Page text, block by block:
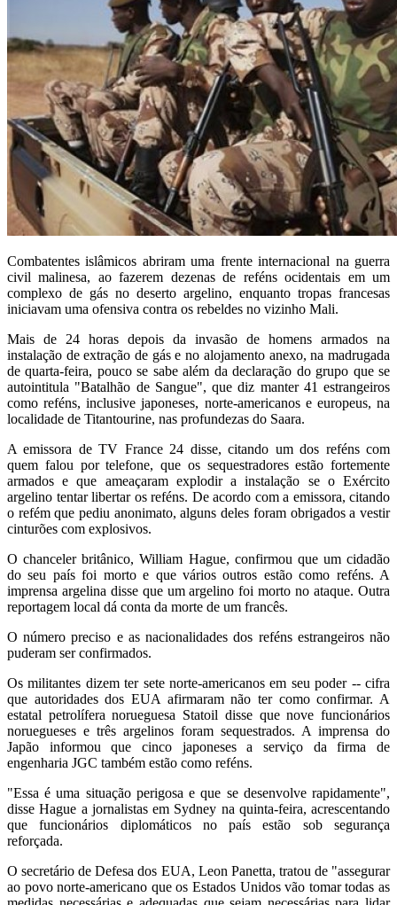
Combatentes islâmicos abriram uma frente internacional na guerra
civil malinesa, ao fazerem dezenas de reféns ocidentais em um
complexo de gás no deserto argelino, enquanto tropas francesas
iniciavam uma ofensiva contra os rebeldes no vizinho Mali.
Mais de 24 horas depois da invasão de homens armados na
instalação de extração de gás e no alojamento anexo, na madrugada
de quarta-feira, pouco se sabe além da declaração do grupo que se
autointitula "Batalhão de Sangue", que diz manter 41 estrangeiros
como reféns, inclusive japoneses, norte-americanos e europeus, na
localidade de Titantourine, nas profundezas do Saara.
A emissora de TV France 24 disse, citando um dos reféns com
quem falou por telefone, que os sequestradores estão fortemente
armados e que ameaçaram explodir a instalação se o Exército
argelino tentar libertar os reféns. De acordo com a emissora, citando
o refém que pediu anonimato, alguns deles foram obrigados a vestir
cinturões com explosivos.
O chanceler britânico, William Hague, confirmou que um cidadão
do seu país foi morto e que vários outros estão como reféns. A
imprensa argelina disse que um argelino foi morto no ataque. Outra
reportagem local dá conta da morte de um francês.
O número preciso e as nacionalidades dos reféns estrangeiros não
puderam ser confirmados.
Os militantes dizem ter sete norte-americanos em seu poder -- cifra
que autoridades dos EUA afirmaram não ter como confirmar. A
estatal petrolífera norueguesa Statoil disse que nove funcionários
noruegueses e três argelinos foram sequestrados. A imprensa do
Japão informou que cinco japoneses a serviço da firma de
engenharia JGC também estão como reféns.
"Essa é uma situação perigosa e que se desenvolve rapidamente",
disse Hague a jornalistas em Sydney na quinta-feira, acrescentando
que funcionários diplomáticos no país estão sob segurança
reforçada.
O secretário de Defesa dos EUA, Leon Panetta, tratou de "assegurar
ao povo norte-americano que os Estados Unidos vão tomar todas as